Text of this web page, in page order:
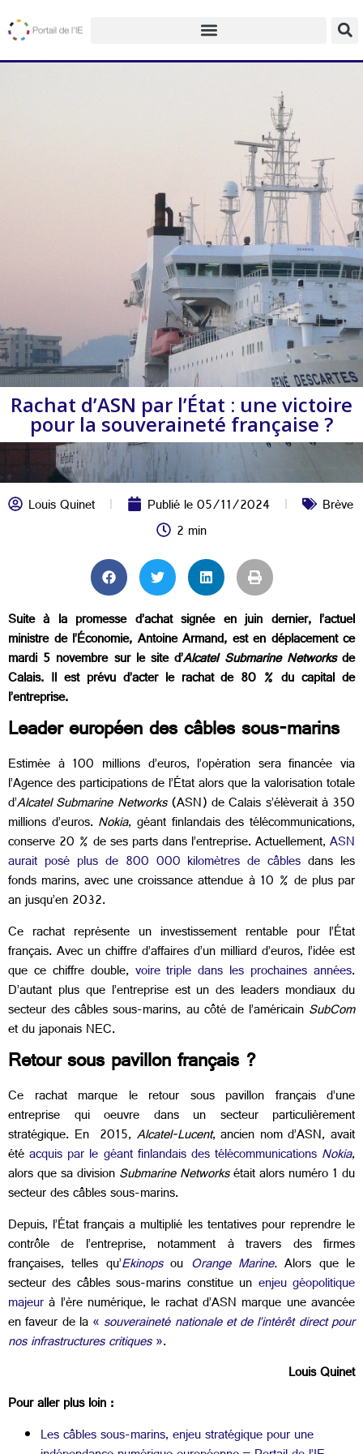
Rachat d’ASN par l’État : une victoire
pour la souveraineté française ?
Louis Quinet Publié le05/11/2024
Brève
2 min
Suite à la promesse d’achat signée en juin dernier, l’actuel
ministre de l’Économie, Antoine Armand, est en déplacement ce
mardi 5 novembre sur le site d’Alcatel Submarine Networksde
Calais. Il est prévu d’acter le rachat de 80 % du capital de
l’entreprise.
Leader européen des câbles sous-marins
Estimée à 100 millions d’euros, l’opération sera financée via
l’Agence des participations de l’État alors que la valorisation totale
d’Alcatel Submarine Networks(ASN) de Calais s’élèverait à 350
millions d’euros. Nokia, géant finlandais des télécommunications,
conserve 20 % de ses parts dans l’entreprise. Actuellement,ASN
aurait posé plus de 800 000 kilomètres de câbles dans les
fonds marins, avec une croissance attendue à 10 % de plus par
an jusqu’en 2032.
Ce rachat représente un investissement rentable pour l’État
français. Avec un chiffre d’affaires d’un milliard d’euros, l’idée est
que ce chiffre double, voire triple dans les prochaines années.
D’autant plus que l’entreprise est un des leaders mondiaux du
secteur des câbles sous-marins, au côté de l’américainSubCom
et du japonais NEC.
Retour sous pavillon français ?
Ce rachat marque le retour sous pavillon français d’une
entreprise qui oeuvre dans un secteur particulièrement
stratégique. En 2015, Alcatel-Lucent, ancien nom d’ASN, avait
étéacquis par le géant finlandais des télécommunications Nokia,
alors que sa divisionSubmarine Networksétait alors numéro 1 du
secteur des câbles sous-marins.
Depuis, l’État français a multiplié les tentatives pour reprendre le
contrôle de l’entreprise, notamment à travers des firmes
françaises, telles qu’Ekinops ou OrangeMarine.Alors que le
secteur des câbles sous-marins constitue un enjeu géopolitique
majeurà l’ère numérique, le rachat d’ASN marque une avancée
en faveur de la« souveraineté nationale et de l’intérêt direct pour
nos infrastructures critiques».
Louis Quinet
Pour aller plus loin :
Les câbles sous-marins, enjeu stratégique pour une